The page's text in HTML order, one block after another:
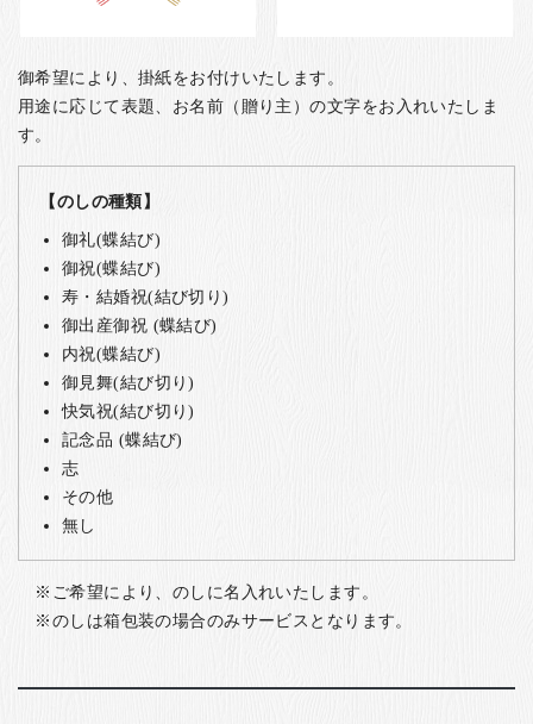
御希望により、掛紙をお付けいたします。
用途に応じて表題、お名前（贈り主）の文字をお入れいたしま
す。
【のしの種類】
御礼(蝶結び)
御祝(蝶結び)
寿・結婚祝(結び切り)
御出産御祝 (蝶結び)
内祝(蝶結び)
御見舞(結び切り)
快気祝(結び切り)
記念品 (蝶結び)
志
その他
無し
ご希望により、のしに名入れいたします。
のしは箱包装の場合のみサービスとなります。